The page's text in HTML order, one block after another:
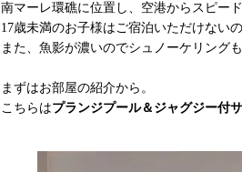
南マーレ環礁に位置し、空港からスピー
17歳未満のお子様はご宿泊いただけない
また、魚影が濃いのでシュノーケリング
まずはお部屋の紹介から。
こちらはプランジプール＆ジャグジー付